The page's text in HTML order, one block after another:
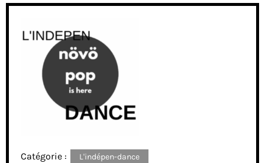
Catégorie : L'indépen-dance